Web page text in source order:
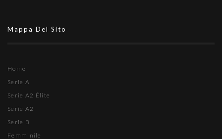
Mappa Del Sito
Home
Serie A
Serie A2 Élite
Serie A2
Serie B
Femminile